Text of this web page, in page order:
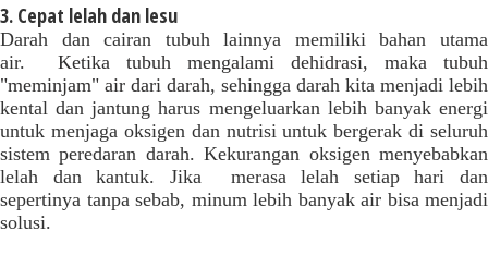
3. Cepat lelah dan lesu
Darah dan cairan tubuh lainnya memiliki bahan utama
air.
Ketika tubuh mengalami dehidrasi, maka tubuh
"meminjam" air dari darah, sehingga darah kita menjadi lebih
kental dan jantung harus mengeluarkan lebih banyak energi
untuk menjaga oksigen dan nutrisi untuk bergerak di seluruh
sistem peredaran darah. Kekurangan oksigen menyebabkan
lelah dan kantuk. Jika merasa lelah setiap hari dan
sepertinya tanpa sebab, minum lebih banyak air bisa menjadi
solusi.